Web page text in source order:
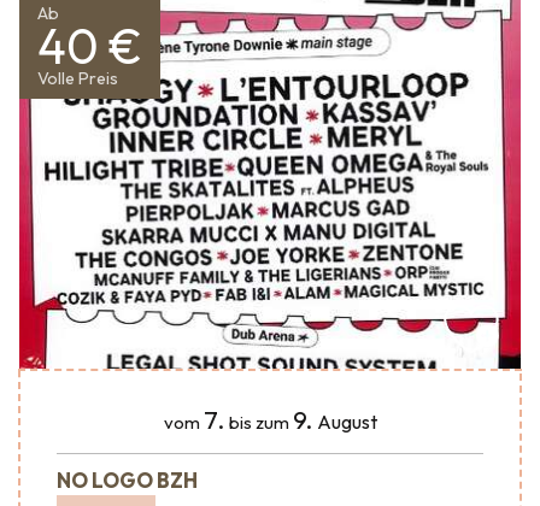
Ab
40 €
Volle Preis
vom 7. bis zum 9. August
NO LOGO BZH